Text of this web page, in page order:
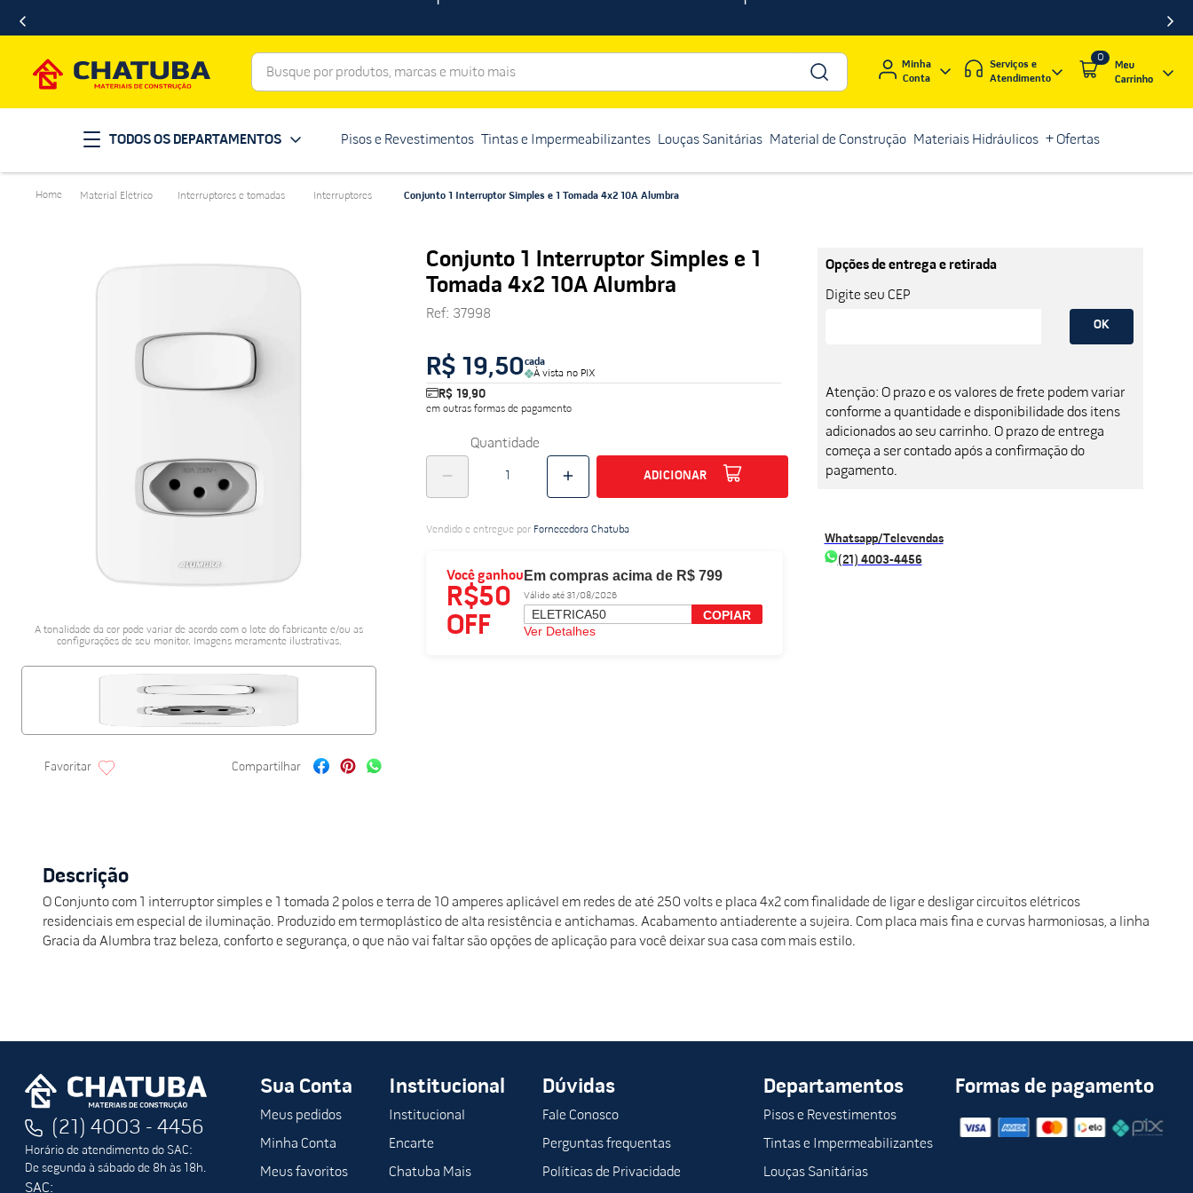
Busque por produtos, marcas e muito mais
Minha
Conta
Serviços e
Atendimento
0
TODOS OS DEPARTAMENTOS Pisos e Revestimentos Tintas e Impermeabilizantes Louças Sanitárias Material de Construção Materiais Hidráulicos + Ofertas
Material Elétrico Interruptores e tomadas Interruptores Conjunto 1 Interruptor Simples e 1 Tomada 4x2 10A Alumbra
A tonalidade da cor pode variar de acordo com o lote do fabricante e/ou as
configurações de seu monitor. Imagens meramente ilustrativas.
Conjunto 1 Interruptor Simples e 1
Tomada 4x2 10A Alumbra
Ref: 37998
R$ 19,50cada
À vista no PIX
R$ 19,90
em outras formas de pagamento
Quantidade
ADICIONAR
Vendido e entregue por Fornecedora Chatuba
Você ganhou
R$50
OFF
Em compras acima de R$ 799
Válido até 31/08/2026
ELETRICA50
COPIAR
Ver Detalhes
Opções de entrega e retirada
Digite seu CEP
OK
Atenção: O prazo e os valores de frete podem variar
conforme a quantidade e disponibilidade dos itens
adicionados ao seu carrinho. O prazo de entrega
começa a ser contado após a confirmação do
pagamento.
Whatsapp/Televendas
(21) 4003-4456
Descrição
O Conjunto com 1 interruptor simples e 1 tomada 2 polos e terra de 10 amperes aplicável em redes de até 250 volts e placa 4x2 com finalidade de ligar e desligar circuitos elétricos
residenciais em especial de iluminação. Produzido em termoplástico de alta resistência e antichamas. Acabamento antiaderente a sujeira. Com placa mais fina e curvas harmoniosas, a linha
Gracia da Alumbra traz beleza, conforto e segurança, o que não vai faltar são opções de aplicação para você deixar sua casa com mais estilo.
(21) 4003 - 4456
Horário de atendimento do SAC:
De segunda à sábado de 8h às 18h.
SAC:
Sua Conta
Meus pedidos
Minha Conta
Meus favoritos
Institucional
Institucional
Encarte
Chatuba Mais
Dúvidas
Fale Conosco
Perguntas frequentas
Políticas de Privacidade
Departamentos
Pisos e Revestimentos
Tintas e Impermeabilizantes
Louças Sanitárias
Formas de pagamento
1 º porcelanato
2º telha
revestimento
5º tinta
8